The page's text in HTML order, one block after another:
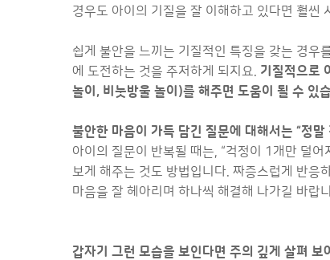
경우도 아이의 기질을 잘 이해하고 있다면 훨씬
쉽게 불안을 느끼는 기질적인 특징을 갖는 경우
에 도전하는 것을 주저하게 되지요. 기질적으로
놀이, 비눗방울 놀이)를 해주면 도움이 될 수 있
불안한 마음이 가득 담긴 질문에 대해서는 “정
아이의 질문이 반복될 때는, “걱정이 1개만 덜
보게 해주는 것도 방법입니다. 짜증스럽게 반응
마음을 잘 헤아리며 하나씩 해결해 나가길 바랍
갑자기 그런 모습을 보인다면 주의 깊게 살펴 보